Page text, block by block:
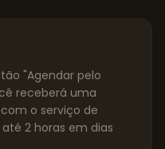
"Agendar pelo
receberá uma
o serviço de
2 horas em dias